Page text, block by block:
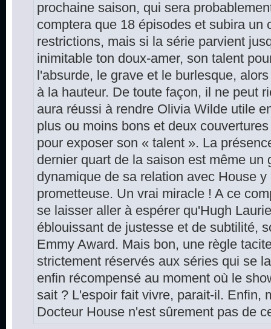
prochaine saison, qui sera
comptera que 18 épisodes et subira un
restrictions, mais si la série parvient
inimitable ton doux-amer, son talent
l'absurde, le grave et le burlesque,
à la hauteur. De toute façon, il ne peut
aura réussi à rendre Olivia Wilde utile
plus ou moins bons et deux
pour exposer son « talent ». La
dernier quart de la saison est même un
dynamique de sa relation avec House
prometteuse. Un vrai miracle ! A ce
se laisser aller à espérer qu'Hugh
éblouissant de justesse et de subtilité,
Emmy Award. Mais bon, une règle
strictement réservés aux séries qui se
enfin récompensé au moment où le
sait ? L'espoir fait vivre, parait-il. Enfin,
Docteur House n'est sûrement pas de